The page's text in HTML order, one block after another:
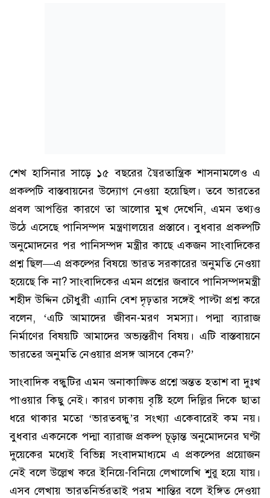
শেখ হাসিনার সাড়ে ১৫ বছরের স্বৈরতান্ত্রিক শাসনামলেও এ
প্রকল্পটি বাস্তবায়নের উদ্যোগ নেওয়া হয়েছিল। তবে ভারতের
প্রবল আপত্তির কারণে তা আলোর মুখ দেখেনি, এমন তথ্যও
উঠে এসেছে পানিসম্পদ মন্ত্রণালয়ের প্রস্তাবে। বুধবার প্রকল্পটি
অনুমোদনের পর পানিসম্পদ মন্ত্রীর কাছে একজন সাংবাদিকের
প্রশ্ন ছিল—এ প্রকল্পের বিষয়ে ভারত সরকারের অনুমতি নেওয়া
হয়েছে কি না? সাংবাদিকের এমন প্রশ্নের জবাবে পানিসম্পদমন্ত্রী
শহীদ উদ্দিন চৌধুরী এ্যানি বেশ দৃঢ়তার সঙ্গেই পাল্টা প্রশ্ন করে
বলেন, ‘এটি আমাদের জীবন-মরণ সমস্যা। পদ্মা ব্যারাজ
নির্মাণের বিষয়টি আমাদের অভ্যন্তরীণ বিষয়। এটি বাস্তবায়নে
ভারতের অনুমতি নেওয়ার প্রসঙ্গ আসবে কেন?’
সাংবাদিক বন্ধুটির এমন অনাকাঙ্ক্ষিত প্রশ্নে অন্তত হতাশ বা দুঃখ
পাওয়ার কিছু নেই। কারণ ঢাকায় বৃষ্টি হলে দিল্লির দিকে ছাতা
ধরে থাকার মতো ‘ভারতবন্ধু’র সংখ্যা একেবারেই কম নয়।
বুধবার একনেকে পদ্মা ব্যারাজ প্রকল্প চূড়ান্ত অনুমোদনের ঘণ্টা
দুয়েকের মধ্যেই বিভিন্ন সংবাদমাধ্যমে এ প্রকল্পের প্রয়োজন
নেই বলে উল্লেখ করে ইনিয়ে-বিনিয়ে লেখালেখি শুরু হয়ে যায়।
এসব লেখায় ভারতনির্ভরতাই পরম শান্তির বলে ইঙ্গিত দেওয়া